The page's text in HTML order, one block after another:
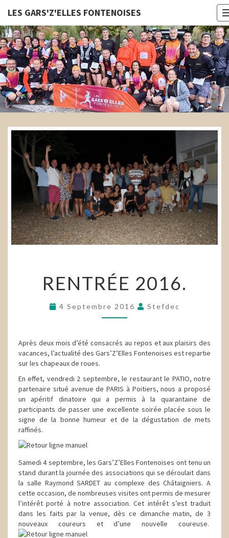
LES GARS'Z'ELLES FONTENOISES
LES
2016.
RENTRÉE 2016.
4 Septembre 2016 Stefdec
Après deux mois d’été consacrés au repos et aux plaisirs des
vacances, l’actualité des Gars’Z’Elles Fontenoises est repartie
sur les chapeaux de roues.
En effet, vendredi 2 septembre, le restaurant le PATIO, notre
partenaire situé avenue de PARIS à Poitiers, nous a proposé
un apéritif dinatoire qui a permis à la quarantaine de
participants de passer une excellente soirée placée sous le
signe de la bonne humeur et de la dégustation de mets
raffinés.
Samedi 4 septembre, les Gars’Z’Elles Fontenoises ont tenu un
stand durant la journée des associations qui se déroulait dans
la salle Raymond SARDET au complexe des Châtaigniers. A
cette occasion, de nombreuses visites ont permis de mesurer
l’intérêt porté à notre association. Cet intérêt s’est traduit
dans les faits par la venue, dès ce dimanche matin, de 3
nouveaux coureurs et d’une nouvelle coureuse.